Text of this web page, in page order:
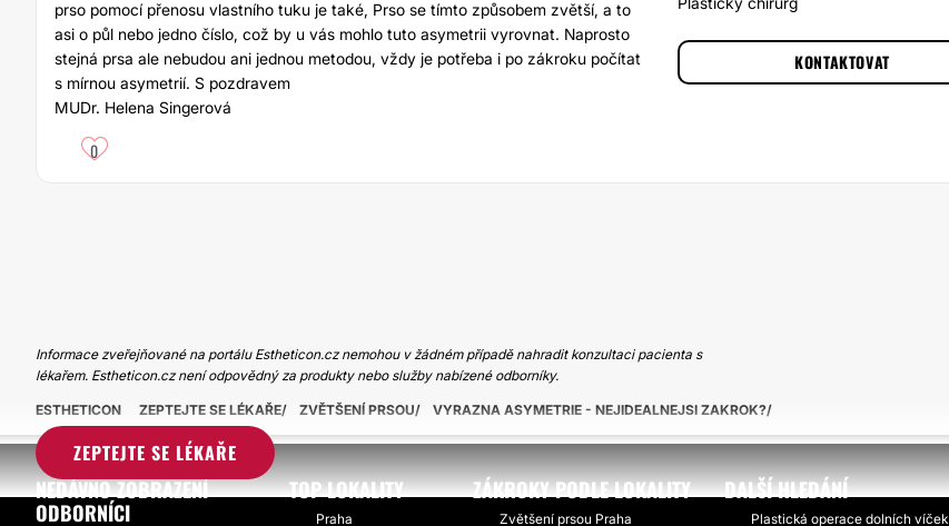
prso pomocí přenosu vlastního tuku je také, Prso se tímto způsobem zvětší, a to
asi o půl nebo jedno číslo, což by u vás mohlo tuto asymetrii vyrovnat. Naprosto
stejná prsa ale nebudou ani jednou metodou, vždy je potřeba i po zákroku počítat
s mírnou asymetrií. S pozdravem
MUDr. Helena Singerová
0
KONTAKTOVAT
Informace zveřejňované na portálu Estheticon.cz nemohou v žádném případě nahradit konzultaci pacienta s
lékařem. Estheticon.cz není odpovědný za produkty nebo služby nabízené odborníky.
ZEPTEJTE SE LÉKAŘE
ESTHETICON ZEPTEJTE SE LÉKAŘE ZVĚTŠENÍ PRSOU VYRAZNA ASYMETRIE - NEJIDEALNEJSI ZAKROK?
NEDÁVNO ZOBRAZENÍ
ODBORNÍCI
TOP LOKALITY
Praha
ZÁKROKY PODLE LOKALITY
Zvětšení prsou Praha
DALŠÍ HLEDÁNÍ
Plastická operace dolních víček